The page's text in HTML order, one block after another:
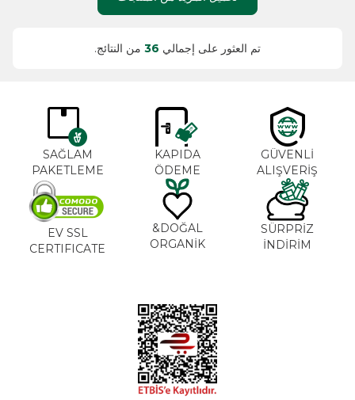
تم العثور على إجمالي 36 من النتائج.
GÜVENLİ
ALIŞVERİŞ
KAPIDA
ÖDEME
SAĞLAM
PAKETLEME
SÜRPRİZ
İNDİRİM
DOĞAL&
ORGANİK
EV SSL
CERTIFICATE